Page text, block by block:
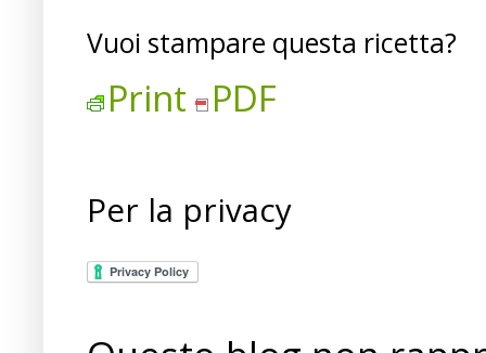
Vuoi stampare questa ricetta?
Print PDF
Per la privacy